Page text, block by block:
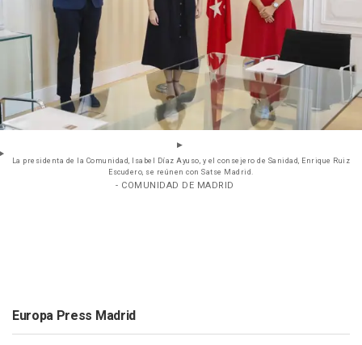
La presidenta de la Comunidad, Isabel Díaz Ayuso, y el consejero de Sanidad, Enrique Ruiz
Escudero, se reúnen con Satse Madrid.
- COMUNIDAD DE MADRID
Europa Press Madrid